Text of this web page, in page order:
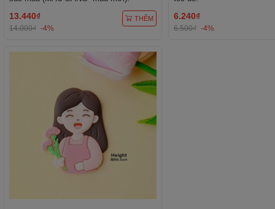
13.440₫
14.000₫ -4%
THÊM 6.240₫
6.500₫ -4%